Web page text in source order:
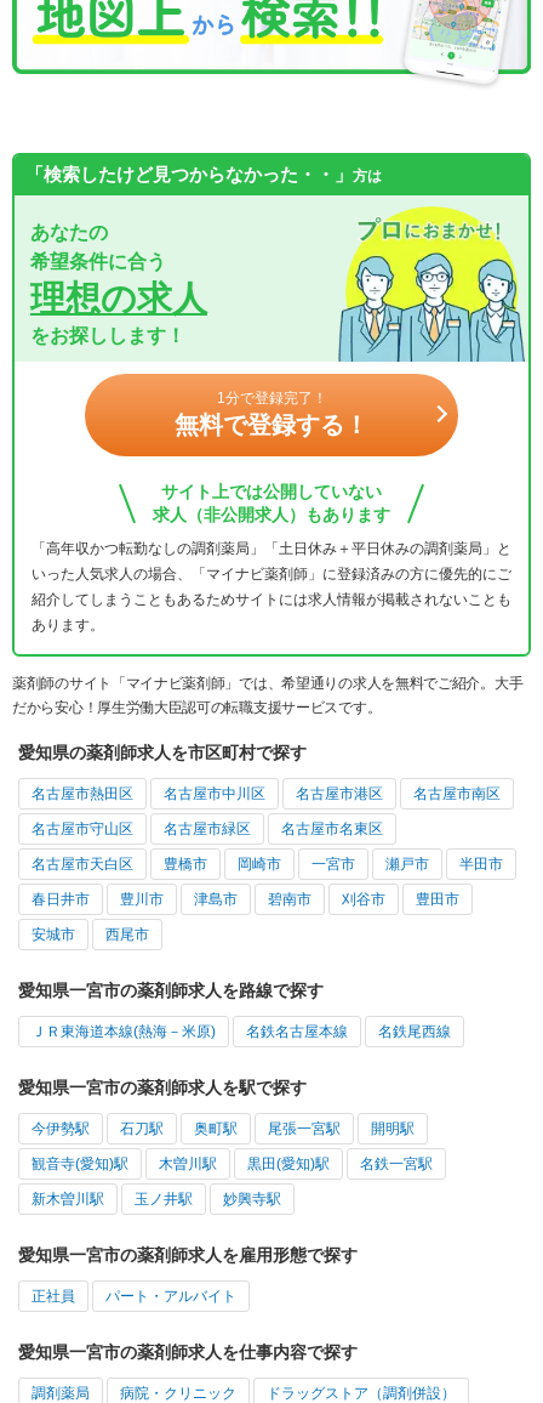
「検索したけど見つからなかった・・」 方は
あなたの
希望条件に合う
理想の求人
をお探しします！
1分で登録完了！
無料で登録する！
サイト上では公開していない
求人（非公開求人）もあります
「高年収かつ転勤なしの調剤薬局」「土日休み＋平日休みの調剤薬局」と
いった人気求人の場合、「マイナビ薬剤師」に登録済みの方に優先的にご
紹介してしまうこともあるためサイトには求人情報が掲載されないことも
あります。
薬剤師のサイト「マイナビ薬剤師」では、希望通りの求人を無料でご紹介。大手
だから安心！厚生労働大臣認可の転職支援サービスです。
愛知県の薬剤師求人を市区町村で探す
名古屋市熱田区 名古屋市中川区 名古屋市港区 名古屋市南区
名古屋市守山区 名古屋市緑区 名古屋市名東区
名古屋市天白区 豊橋市 岡崎市 一宮市 瀬戸市 半田市
春日井市 豊川市 津島市 碧南市 刈谷市 豊田市
安城市 西尾市
愛知県一宮市の薬剤師求人を路線で探す
ＪＲ東海道本線(熱海－米原) 名鉄名古屋本線 名鉄尾西線
愛知県一宮市の薬剤師求人を駅で探す
今伊勢駅 石刀駅 奥町駅 尾張一宮駅 開明駅
観音寺(愛知)駅 木曽川駅 黒田(愛知)駅 名鉄一宮駅
新木曽川駅 玉ノ井駅 妙興寺駅
愛知県一宮市の薬剤師求人を雇用形態で探す
正社員 パート・アルバイト
愛知県一宮市の薬剤師求人を仕事内容で探す
調剤薬局 病院・クリニック ドラッグストア（調剤併設）